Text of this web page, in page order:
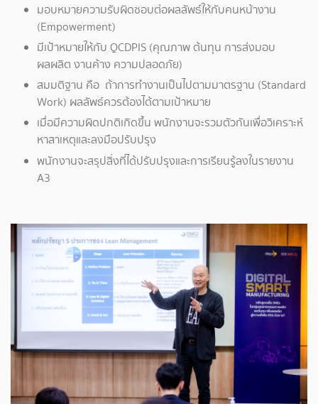
มอบหมายความรับผิดชอบต่อผลลัพธ์ให้กับคนหน้างาน
(Empowerment)
มีเป้าหมายให้กับ QCDPIS (คุณภาพ ต้นทุน การส่งมอบ
ผลผลิต งานค้าง ความปลอดภัย)
สมมติฐาน คือ ถ้าการทำงานเป็นไปตามมาตรฐาน (Standard
Work) ผลลัพธ์ควรต้องได้ตามเป้าหมาย
เมื่อมีความผิดปกติเกิดขึ้น พนักงานจะรวมตัวกันเพื่อวิเคราะห์
หาสาเหตุและลงมือปรับปรุง
พนักงานจะสรุปสิ่งที่ได้ปรับปรุงและการเรียนรู้ลงในรายงาน
A3